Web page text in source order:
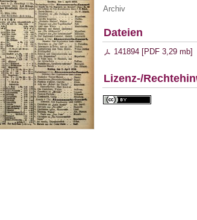
Archiv
Dateien
141894 [PDF 3,29 mb]
Lizenz-/